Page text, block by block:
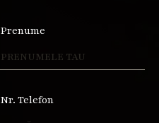
Prenume
Nr. Telefon